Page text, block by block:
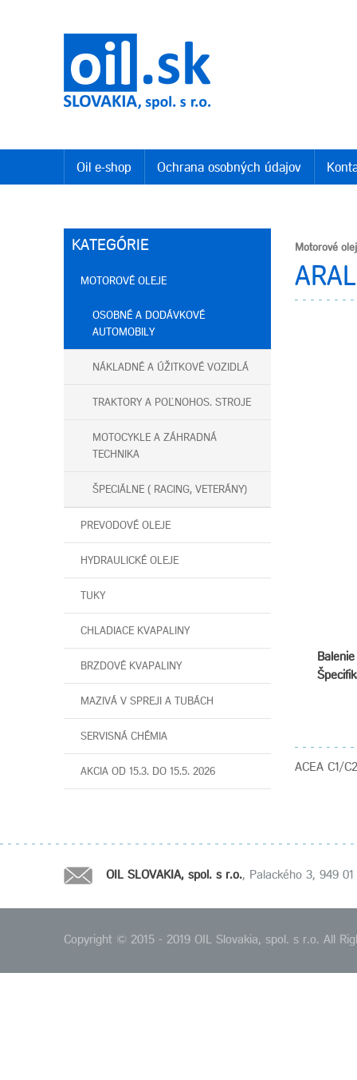
Oil e-shop Ochrana osobných údajov
KATEGÓRIE
MOTOROVÉ OLEJE
OSOBNÉ A DODÁVKOVÉ
AUTOMOBILY
NÁKLADNÉ A ÚŽITKOVÉ VOZIDLÁ
TRAKTORY A POĽNOHOS. STROJE
MOTOCYKLE A ZÁHRADNÁ
TECHNIKA
ŠPECIÁLNE ( RACING, VETERÁNY)
PREVODOVÉ OLEJE
HYDRAULICKÉ OLEJE
TUKY
CHLADIACE KVAPALINY
BRZDOVÉ KVAPALINY
MAZIVÁ V SPREJI A TUBÁCH
SERVISNÁ CHÉMIA
AKCIA OD 15.3. DO 15.5. 2026
Motorové
ACEA C1/
OIL SLOVAKIA, spol. s r.o., Palackého 3, 949
Copyright © 2015 - 2019 OIL Slovakia, spol. s r.o. All